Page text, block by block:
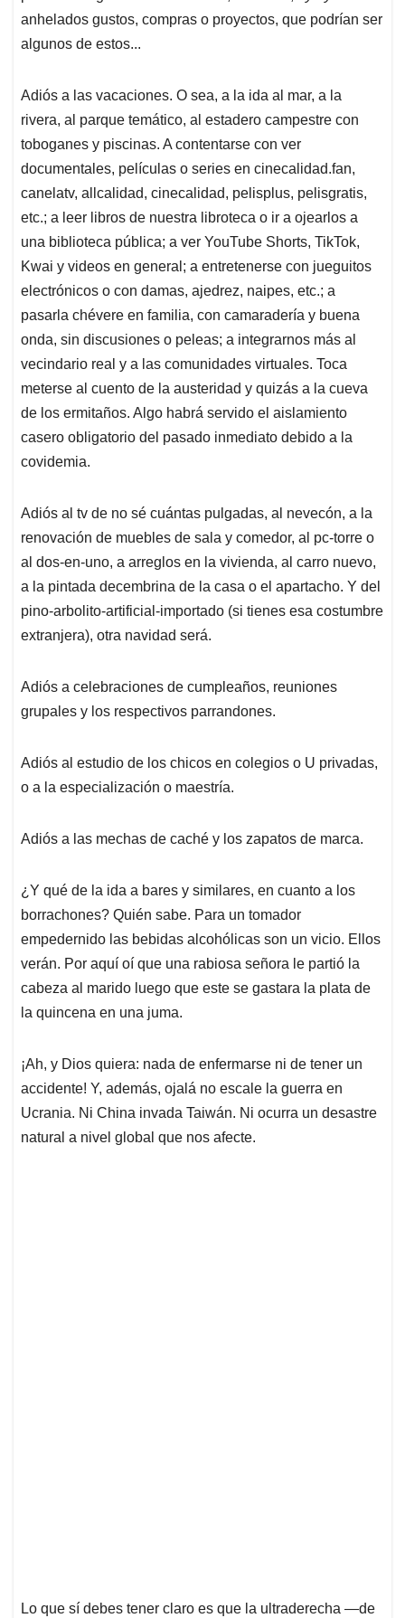
anhelados gustos, compras o proyectos, que podrían ser
algunos de estos...
Adiós a las vacaciones. O sea, a la ida al mar, a la
rivera, al parque temático, al estadero campestre con
toboganes y piscinas. A contentarse con ver
documentales, películas o series en cinecalidad.fan,
canelatv, allcalidad, cinecalidad, pelisplus, pelisgratis,
etc.; a leer libros de nuestra libroteca o ir a ojearlos a
una biblioteca pública; a ver YouTube Shorts, TikTok,
Kwai y videos en general; a entretenerse con jueguitos
electrónicos o con damas, ajedrez, naipes, etc.; a
pasarla chévere en familia, con camaradería y buena
onda, sin discusiones o peleas; a integrarnos más al
vecindario real y a las comunidades virtuales. Toca
meterse al cuento de la austeridad y quizás a la cueva
de los ermitaños. Algo habrá servido el aislamiento
casero obligatorio del pasado inmediato debido a la
covidemia.
Adiós al tv de no sé cuántas pulgadas, al nevecón, a la
renovación de muebles de sala y comedor, al pc-torre o
al dos-en-uno, a arreglos en la vivienda, al carro nuevo,
a la pintada decembrina de la casa o el apartacho. Y del
pino-arbolito-artificial-importado (si tienes esa costumbre
extranjera), otra navidad será.
Adiós a celebraciones de cumpleaños, reuniones
grupales y los respectivos parrandones.
Adiós al estudio de los chicos en colegios o U privadas,
o a la especialización o maestría.
Adiós a las mechas de caché y los zapatos de marca.
¿Y qué de la ida a bares y similares, en cuanto a los
borrachones? Quién sabe. Para un tomador
empedernido las bebidas alcohólicas son un vicio. Ellos
verán. Por aquí oí que una rabiosa señora le partió la
cabeza al marido luego que este se gastara la plata de
la quincena en una juma.
¡Ah, y Dios quiera: nada de enfermarse ni de tener un
accidente! Y, además, ojalá no escale la guerra en
Ucrania. Ni China invada Taiwán. Ni ocurra un desastre
natural a nivel global que nos afecte.
Lo que sí debes tener claro es que la ultraderecha ―de